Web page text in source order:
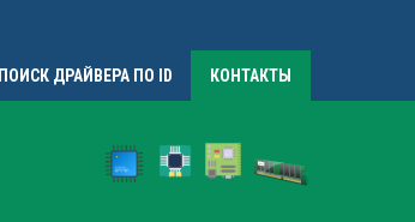
ПОИСК ДРАЙВЕРА ПО ID КОНТАКТЫ